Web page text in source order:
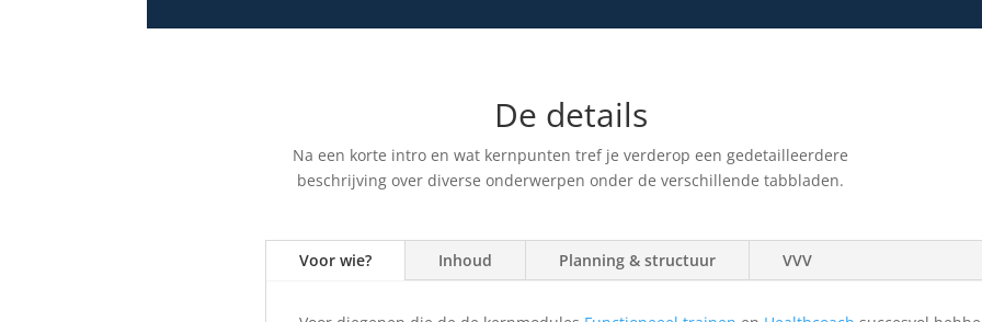
De details
Na een korte intro en wat kernpunten tref je verderop een gedetailleerdere
beschrijving over diverse onderwerpen onder de verschillende tabbladen.
Voor wie? Inhoud Planning & structuur VVV